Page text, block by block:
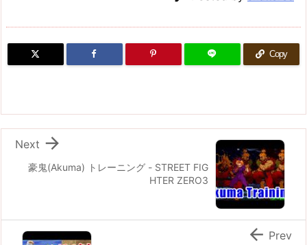
Copy
豪鬼(Akuma) トレーニング - STREET FIG
HTER ZERO3

Next
 Prev